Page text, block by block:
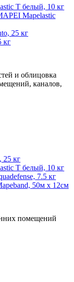
T белый, 10 кг
Mapelastic
25 кг
кг
и облицовка
каналов,
25 кг
T белый, 10 кг
7.5 кг
50м x 12см
помещений